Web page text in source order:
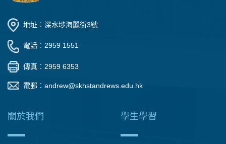
地址︰深水埗海麗街3號
電話︰2959 1551
傳真︰2959 6353
電郵︰ andrew@skhstandrews.edu.hk
關於我們 學生學習